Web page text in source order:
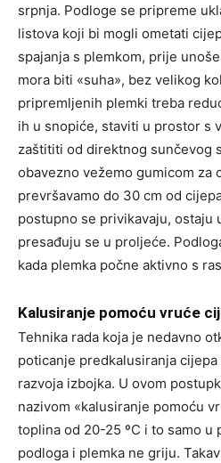
srpnja. Podloge se pripreme
listova koji bi mogli ometati
spajanja s plemkom, prije
mora biti «suha», bez velikog
pripremljenih plemki treba
ih u snopiće, staviti u prostor s
zaštititi od direktnog sunčevog
obavezno vežemo gumicom za
prevršavamo do 30 cm od
postupno se privikavaju, ostaju
presađuju se u proljeće.
kada plemka počne aktivno s
Kalusiranje pomoću vruće
Tehnika rada koja je nedavno
poticanje predkalusiranja
razvoja izbojka. U ovom
nazivom «kalusiranje pomoću
toplina od 20-25 ºC i to samo u
podloga i plemka ne griju.